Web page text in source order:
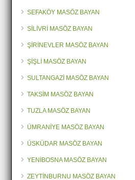
SEFAKÖY MASÖZ BAYAN
SİLİVRİ MASÖZ BAYAN
ŞİRİNEVLER MASÖZ BAYAN
ŞİŞLİ MASÖZ BAYAN
SULTANGAZİ MASÖZ BAYAN
TAKSİM MASÖZ BAYAN
TUZLA MASÖZ BAYAN
ÜMRANİYE MASÖZ BAYAN
ÜSKÜDAR MASÖZ BAYAN
YENİBOSNA MASÖZ BAYAN
ZEYTİNBURNU MASÖZ BAYAN